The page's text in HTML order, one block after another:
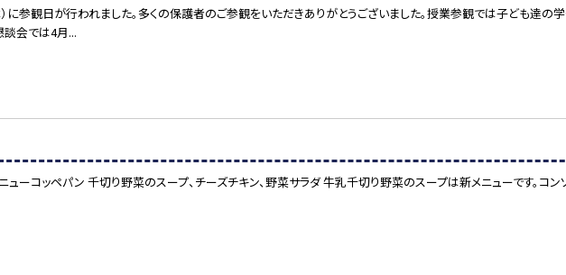
）に参観日が行われました。多くの保護者のご参観をいただきありがとうございました。授業参観では子ども達の
談会では4月...
ューコッペパン 千切り野菜のスープ、チーズチキン、野菜サラダ 牛乳千切り野菜のスープは新メニューです。コ